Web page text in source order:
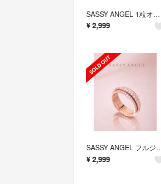
SASSY ANGEL 1粒オーバルネックレス ピンクゴールド
¥2,999
SASSY ANGEL フルジ
¥2,999